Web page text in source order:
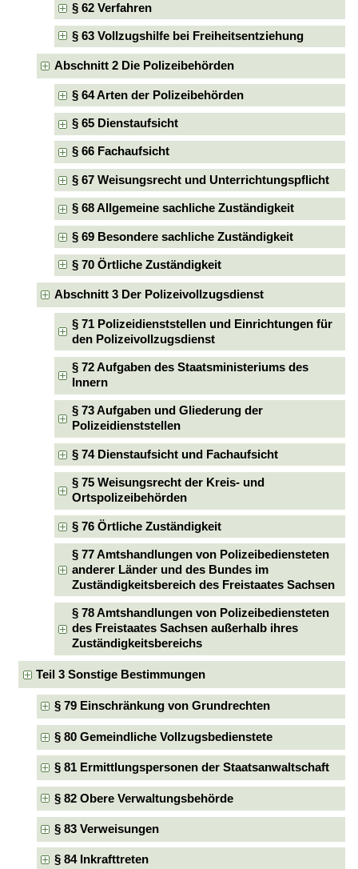
§ 62 Verfahren
§ 63 Vollzugshilfe bei Freiheitsentziehung
Abschnitt 2 Die Polizeibehörden
§ 64 Arten der Polizeibehörden
§ 65 Dienstaufsicht
§ 66 Fachaufsicht
§ 67 Weisungsrecht und Unterrichtungspflicht
§ 68 Allgemeine sachliche Zuständigkeit
§ 69 Besondere sachliche Zuständigkeit
§ 70 Örtliche Zuständigkeit
Abschnitt 3 Der Polizeivollzugsdienst
§ 71 Polizeidienststellen und Einrichtungen für
den Polizeivollzugsdienst
§ 72 Aufgaben des Staatsministeriums des
Innern
§ 73 Aufgaben und Gliederung der
Polizeidienststellen
§ 74 Dienstaufsicht und Fachaufsicht
§ 75 Weisungsrecht der Kreis- und
Ortspolizeibehörden
§ 76 Örtliche Zuständigkeit
§ 77 Amtshandlungen von Polizeibediensteten
anderer Länder und des Bundes im
Zuständigkeitsbereich des Freistaates Sachsen
§ 78 Amtshandlungen von Polizeibediensteten
des Freistaates Sachsen außerhalb ihres
Zuständigkeitsbereichs
Teil 3 Sonstige Bestimmungen
§ 79 Einschränkung von Grundrechten
§ 80 Gemeindliche Vollzugsbedienstete
§ 81 Ermittlungspersonen der Staatsanwaltschaft
§ 82 Obere Verwaltungsbehörde
§ 83 Verweisungen
§ 84 Inkrafttreten